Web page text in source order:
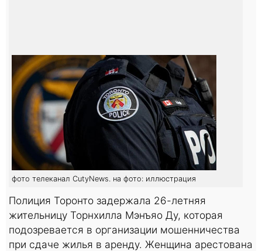
фото телеканал CutyNews. на фото: иллюстрация
Полиция Торонто задержала 26-летняя
жительницу Торнхилла Мэнъяо Ду, которая
подозревается в организации мошенничества
при сдаче жилья в аренду. Женщина арестована